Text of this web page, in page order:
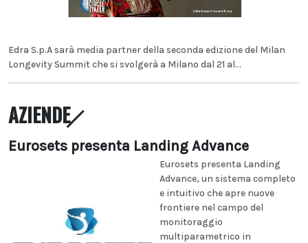
Edra S.p.A sarà media partner della seconda edizione del Milan
Longevity Summit che si svolgerà a Milano dal 21 al...
AZIENDE
Eurosets presenta Landing Advance
Eurosets presenta Landing
Advance, un sistema completo
e intuitivo che apre nuove
frontiere nel campo del
monitoraggio
multiparametrico in